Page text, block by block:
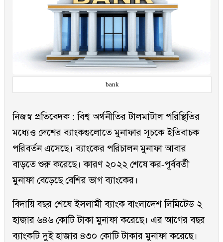
bank
নিজস্ব প্রতিবেদক : বিশ্ব অর্থনীতির টালমাটাল পরিস্থিতির
মধ্যেও দেশের ব্যাংকগুলোতে মুনাফার সূচকে ইতিবাচক
পরিবর্তন এসেছে। ব্যাংকের পরিচালন মুনাফা আবার
বাড়তে শুরু করেছে। কারণ ২০২২ শেষে কর-পূর্ববর্তী
মুনাফা বেড়েছে বেশির ভাগ ব্যাংকের।
বিদায়ি বছর শেষে ইসলামী ব্যাংক বাংলাদেশ লিমিটেড ২
হাজার ৬৪৬ কোটি টাকা মুনাফা করেছে। এর আগের বছর
ব্যাংকটি দুই হাজার ৪৩০ কোটি টাকার মুনাফা করেছে।